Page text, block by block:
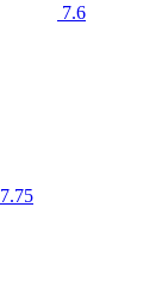
7.6
7.75